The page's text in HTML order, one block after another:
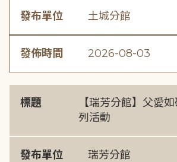
發布單位 土城分館
發佈時間 2026-08-03
標題
【瑞芳分館】父愛
列活動
發布單位 瑞芳分館